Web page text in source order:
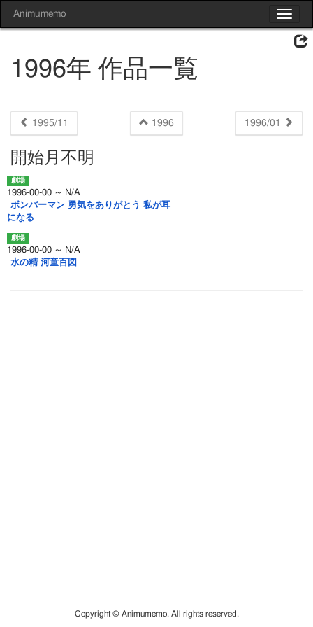
Toggle
Animumemo
1996年 作品一覧
1995/11 1996 1996/01
開始月不明
1996-00-00 ～ N/A
ボンバーマン 勇気をありがとう 私が耳
になる
1996-00-00 ～ N/A
水の精 河童百図
Copyright © Animumemo. All rights reserved.